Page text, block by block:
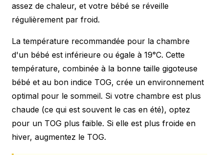
assez de chaleur, et votre bébé se réveille
régulièrement par froid.
La température recommandée pour la chambre
d'un bébé est inférieure ou égale à 19°C. Cette
température, combinée à la bonne taille gigoteuse
bébé et au bon indice TOG, crée un environnement
optimal pour le sommeil. Si votre chambre est plus
chaude (ce qui est souvent le cas en été), optez
pour un TOG plus faible. Si elle est plus froide en
hiver, augmentez le TOG.